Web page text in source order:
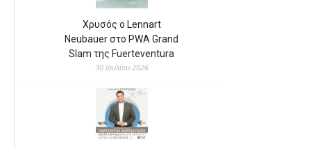
Χρυσός ο Lennart
Neubauer στο PWA Grand
Slam της Fuerteventura
30 Ιουλίου 2026